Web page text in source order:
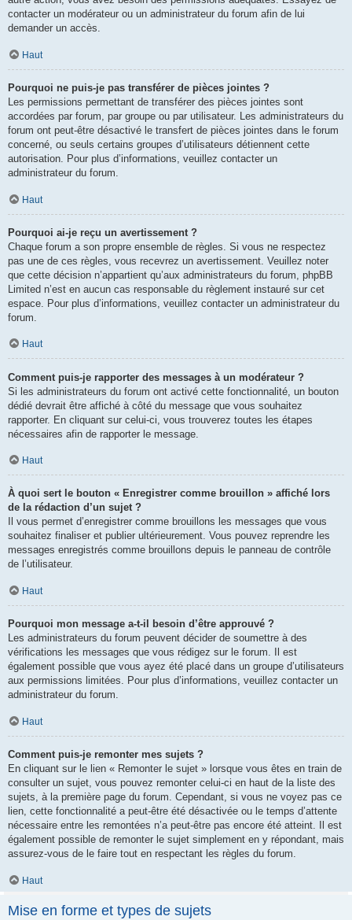
contacter un modérateur ou un administrateur du forum afin de lui
demander un accès.
Haut
Pourquoi ne puis-je pas transférer de pièces jointes ?
Les permissions permettant de transférer des pièces jointes sont
accordées par forum, par groupe ou par utilisateur. Les administrateurs du
forum ont peut-être désactivé le transfert de pièces jointes dans le forum
concerné, ou seuls certains groupes d’utilisateurs détiennent cette
autorisation. Pour plus d’informations, veuillez contacter un
administrateur du forum.
Haut
Pourquoi ai-je reçu un avertissement ?
Chaque forum a son propre ensemble de règles. Si vous ne respectez
pas une de ces règles, vous recevrez un avertissement. Veuillez noter
que cette décision n’appartient qu’aux administrateurs du forum, phpBB
Limited n’est en aucun cas responsable du règlement instauré sur cet
espace. Pour plus d’informations, veuillez contacter un administrateur du
forum.
Haut
Comment puis-je rapporter des messages à un modérateur ?
Si les administrateurs du forum ont activé cette fonctionnalité, un bouton
dédié devrait être affiché à côté du message que vous souhaitez
rapporter. En cliquant sur celui-ci, vous trouverez toutes les étapes
nécessaires afin de rapporter le message.
Haut
À quoi sert le bouton « Enregistrer comme brouillon » affiché lors
de la rédaction d’un sujet ?
Il vous permet d’enregistrer comme brouillons les messages que vous
souhaitez finaliser et publier ultérieurement. Vous pouvez reprendre les
messages enregistrés comme brouillons depuis le panneau de contrôle
de l’utilisateur.
Haut
Pourquoi mon message a-t-il besoin d’être approuvé ?
Les administrateurs du forum peuvent décider de soumettre à des
vérifications les messages que vous rédigez sur le forum. Il est
également possible que vous ayez été placé dans un groupe d’utilisateurs
aux permissions limitées. Pour plus d’informations, veuillez contacter un
administrateur du forum.
Haut
Comment puis-je remonter mes sujets ?
En cliquant sur le lien « Remonter le sujet » lorsque vous êtes en train de
consulter un sujet, vous pouvez remonter celui-ci en haut de la liste des
sujets, à la première page du forum. Cependant, si vous ne voyez pas ce
lien, cette fonctionnalité a peut-être été désactivée ou le temps d’attente
nécessaire entre les remontées n’a peut-être pas encore été atteint. Il est
également possible de remonter le sujet simplement en y répondant, mais
assurez-vous de le faire tout en respectant les règles du forum.
Haut
Mise en forme et types de sujets